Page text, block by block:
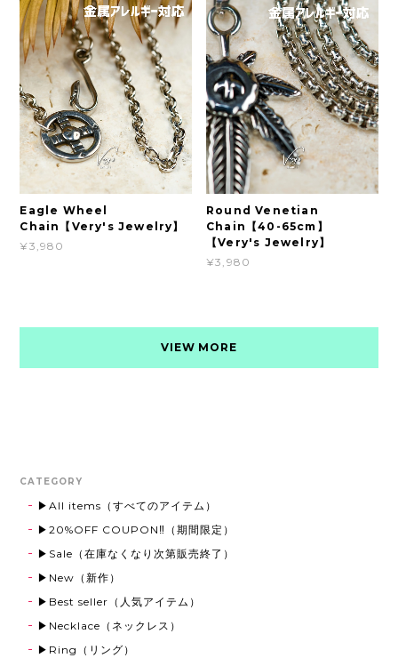
Eagle Wheel
Chain【Very's Jewelry】
¥3,980
Round Venetian
Chain【40-65cm】
【Very's Jewelry】
¥3,980
VIEW MORE
CATEGORY
▶All items（すべてのアイテム）
▶20%OFF COUPON‼（期間限定）
▶Sale（在庫なくなり次第販売終了）
▶New（新作）
▶Best seller（人気アイテム）
▶Necklace（ネックレス）
▶Ring（リング）